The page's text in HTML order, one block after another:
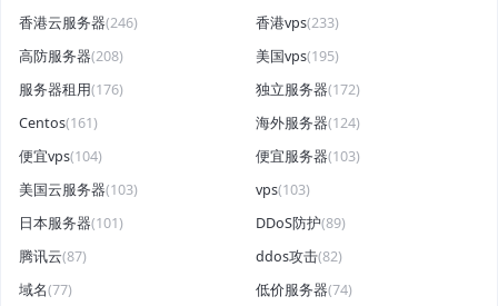
香港云服务器(246) 香港vps(233)
高防服务器(208) 美国vps(195)
服务器租用(176) 独立服务器(172)
Centos(161) 海外服务器(124)
便宜vps(104) 便宜服务器(103)
美国云服务器(103) vps(103)
日本服务器(101) DDoS防护(89)
腾讯云(87) ddos攻击(82)
域名(77) 低价服务器(74)